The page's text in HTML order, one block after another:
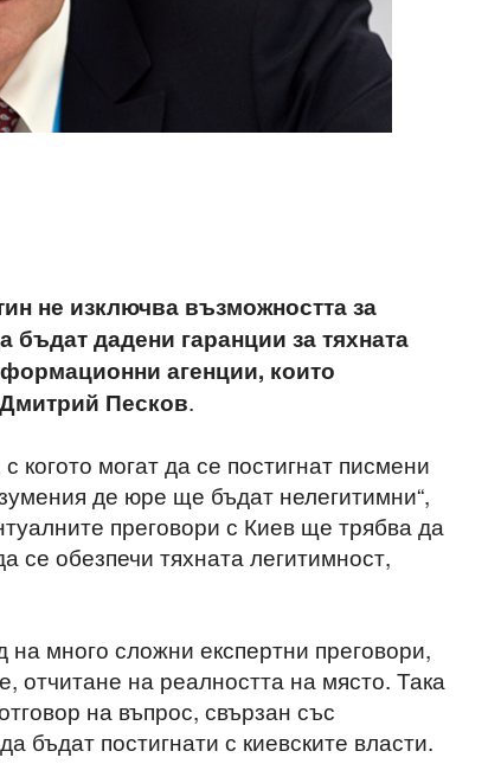
не изключва възможността за
дадени гаранции за тяхната
агенции, които
Песков.
когото могат да се постигнат писмени
де юре ще бъдат нелегитимни“,
преговори с Киев ще трябва да
се обезпечи тяхната легитимност,
много сложни експертни преговори,
отчитане на реалността на място. Така
на въпрос, свързан със
бъдат постигнати с киевските власти.